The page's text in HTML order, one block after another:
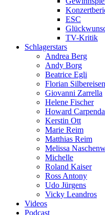
ESC
TV-Kritik
Schlagerstars
Andrea Berg
Andy Borg
Beatrice Egli
Florian Silbereisen
Giovanni Zarrella
Helene Fischer
Howard
Kerstin Ott
Marie Reim
Matthias Reim
Melissa
Michelle
Roland Kaiser
Ross Antony
Udo Jürgens
Vicky Leandros
Videos
Podcast